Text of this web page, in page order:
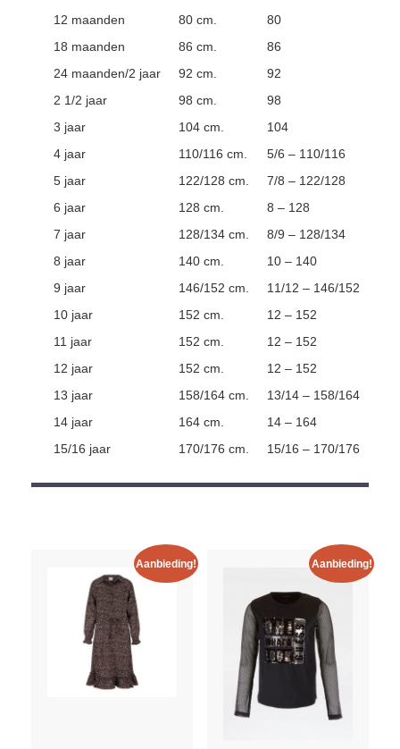
12 maanden
80 cm.
80
18 maanden
86 cm.
86
24 maanden/2 jaar
92 cm.
92
2 1/2 jaar
98 cm.
98
3 jaar
104 cm.
104
4 jaar
110/116 cm.
5/6 – 110/116
5 jaar
122/128 cm.
7/8 – 122/128
6 jaar
128 cm.
8 – 128
7 jaar
128/134 cm.
8/9 – 128/134
8 jaar
140 cm.
10 – 140
9 jaar
146/152 cm.
11/12 – 146/152
10 jaar
152 cm.
12 – 152
11 jaar
152 cm.
12 – 152
12 jaar
152 cm.
12 – 152
13 jaar
158/164 cm.
13/14 – 158/164
14 jaar
164 cm.
14 – 164
15/16 jaar
170/176 cm. 15/16 – 170/176
Aanbieding! Aanbieding!